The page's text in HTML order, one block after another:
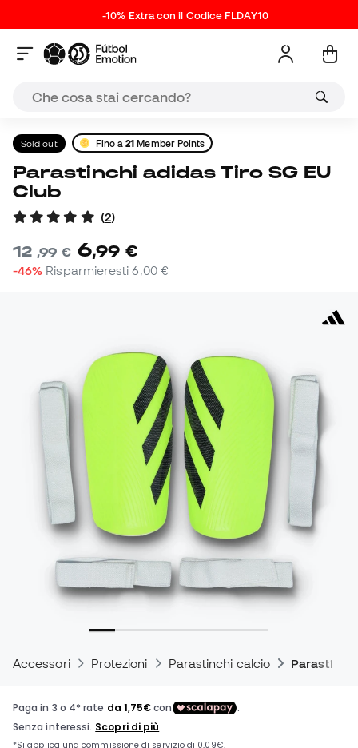
-10% Extra con il Codice FLDAY10
Sold out Fino a21 Member Points
Parastinchi adidas Tiro SG EU
Club
(2)
12,99 € 6,99 €
-46% Risparmieresti6,00 €
Accessori Protezioni Parastinchi calcio